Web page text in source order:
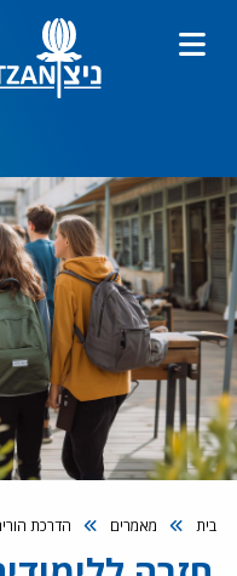
לתוכן
בית מאמרים הדרכת